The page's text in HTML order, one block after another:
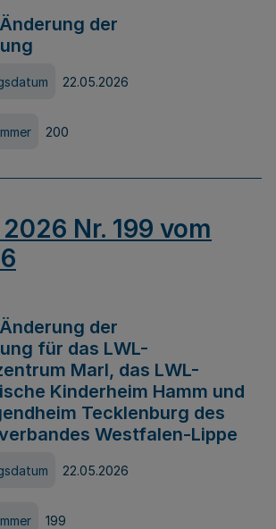
der
22.05.2026
200
Nr. 199 vom
der
für das LWL-
Marl, das LWL-
Kinderheim Hamm und
Tecklenburg des
Westfalen-Lippe
22.05.2026
199